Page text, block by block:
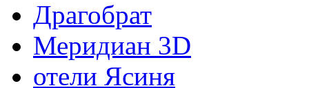
Драгобрат
Меридиан 3D
отели Ясиня